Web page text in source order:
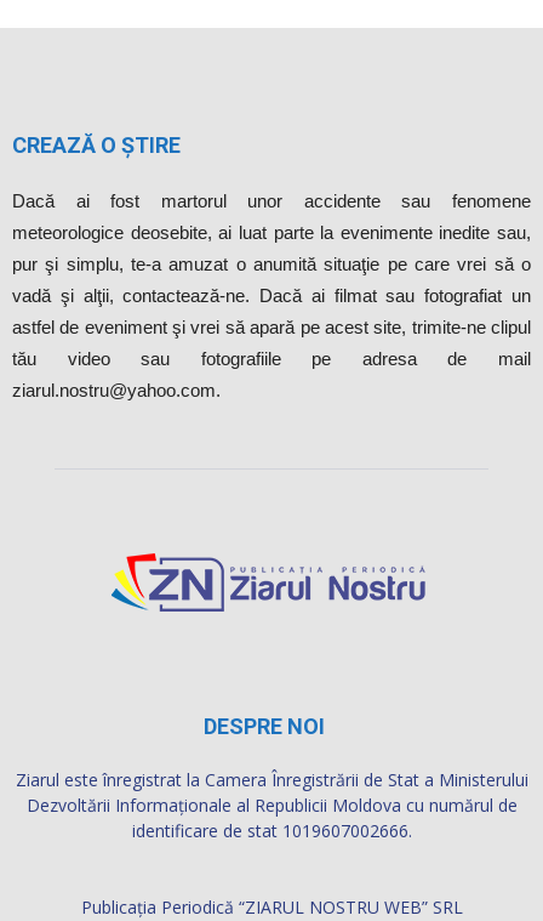
CREAZĂ O ȘTIRE
Dacă ai fost martorul unor accidente sau fenomene
meteorologice deosebite, ai luat parte la evenimente inedite sau,
pur şi simplu, te-a amuzat o anumită situaţie pe care vrei să o
vadă şi alţii, contactează-ne. Dacă ai filmat sau fotografiat un
astfel de eveniment şi vrei să apară pe acest site, trimite-ne clipul
tău video sau fotografiile pe adresa de mail
ziarul.nostru@yahoo.com.
DESPRE NOI
Ziarul este înregistrat la Camera Înregistrării de Stat a Ministerului
Dezvoltării Informaţionale al Republicii Moldova cu numărul de
identificare de stat 1019607002666.
Publicația Periodică “ZIARUL NOSTRU WEB” SRL